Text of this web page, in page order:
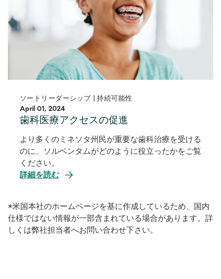
ソートリーダーシップ | 持続可能性
April 01, 2024
歯科医療アクセスの促進
より多くのミネソタ州民が重要な歯科治療を受ける
のに、ソルベンタムがどのように役立ったかをご覧
ください。
詳細を読む
＊米国本社のホームページを基に作成しているため、国内
仕様ではない情報が一部含まれている場合があります。詳
しくは弊社担当者へお問い合わせ下さい。